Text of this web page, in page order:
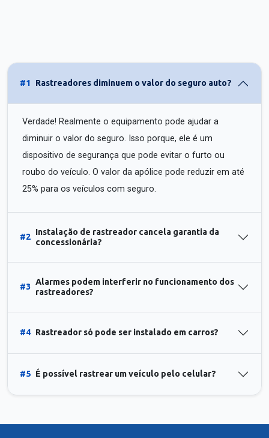
#1 Rastreadores diminuem o valor do seguro auto?
Verdade! Realmente o equipamento pode ajudar a
diminuir o valor do seguro. Isso porque, ele é um
dispositivo de segurança que pode evitar o furto ou
roubo do veículo. O valor da apólice pode reduzir em até
25% para os veículos com seguro.
#2
Instalação de rastreador cancela garantia da
concessionária?
#3
Alarmes podem interferir no funcionamento dos
rastreadores?
#4 Rastreador só pode ser instalado em carros?
#5 É possível rastrear um veículo pelo celular?